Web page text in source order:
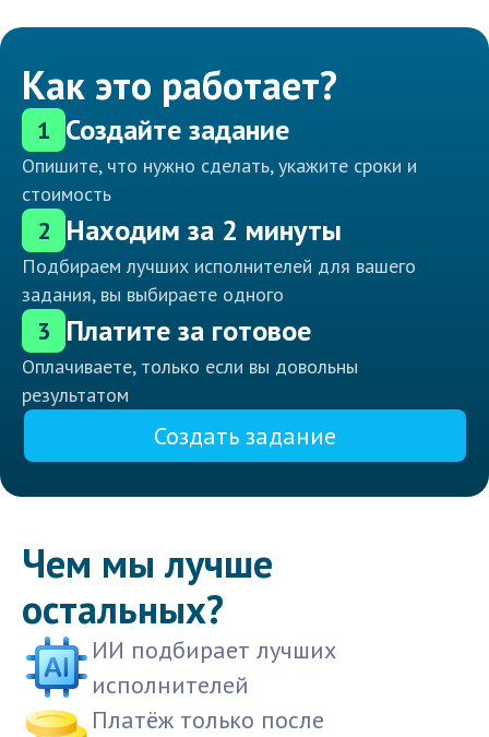
Как это работает?
1 Создайте задание
Опишите, что нужно сделать, укажите сроки и
стоимость
2 Находим за 2 минуты
Подбираем лучших исполнителей для вашего
задания, вы выбираете одного
3 Платите за готовое
Оплачиваете, только если вы довольны
результатом
Создать задание
Чем мы лучше
остальных?
ИИ подбирает лучших
исполнителей
Платёж только после